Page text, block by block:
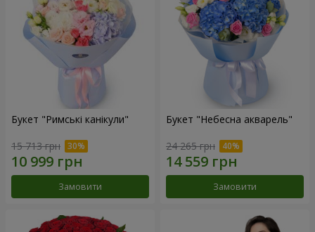
Букет "Римські канікули"
15 713 грн
Замовити
Букет "Небесна акварель"
24 265 грн
Замовити